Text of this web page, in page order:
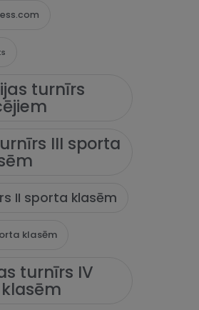
turnīrs
III sporta
II sporta klasēm
klasēm
turnīrs IV